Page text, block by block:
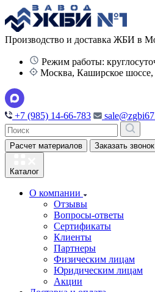
Производство и доставка ЖБИ в
Режим работы:
Москва, Каширское шоссе,
+7 (985) 14-66-783
Расчет материалов Заказать звонок
Каталог
О компании
Отзывы
Вопросы-ответы
Сертификаты
Клиенты
Партнеры
Физическим лицам
Юридическим лицам
Акции